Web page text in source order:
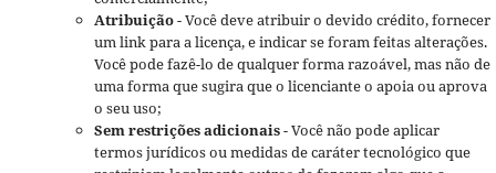
Atribuição- Você deve atribuir o devido crédito, fornecer
um link para a licença, e indicar se foram feitas alterações.
Você pode fazê-lo de qualquer forma razoável, mas não de
uma forma que sugira que o licenciante o apoia ou aprova
o seu uso;
Sem restrições adicionais- Você não pode aplicar
termos jurídicos ou medidas de caráter tecnológico que